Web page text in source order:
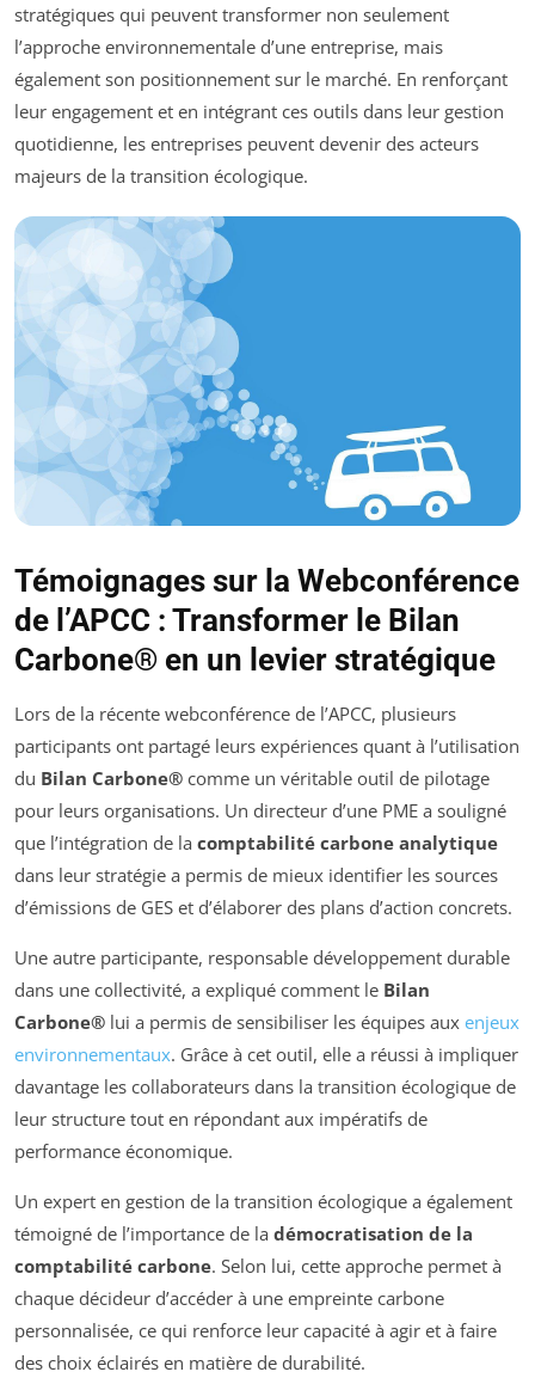
stratégiques qui peuvent transformer non seulement
l’approche environnementale d’une entreprise, mais
également son positionnement sur le marché. En renforçant
leur engagement et en intégrant ces outils dans leur gestion
quotidienne, les entreprises peuvent devenir des acteurs
majeurs de la transition écologique.
Témoignages sur la Webconférence
de l’APCC : Transformer le Bilan
Carbone® en un levier stratégique
Lors de la récente webconférence de l’APCC, plusieurs
participants ont partagé leurs expériences quant à l’utilisation
du Bilan Carbone® comme un véritable outil de pilotage
pour leurs organisations. Un directeur d’une PME a souligné
que l’intégration de la comptabilité carbone analytique
dans leur stratégie a permis de mieux identifier les sources
d’émissions de GES et d’élaborer des plans d’action concrets.
Une autre participante, responsable développement durable
dans une collectivité, a expliqué comment le Bilan
Carbone® lui a permis de sensibiliser les équipes aux enjeux
environnementaux. Grâce à cet outil, elle a réussi à impliquer
davantage les collaborateurs dans la transition écologique de
leur structure tout en répondant aux impératifs de
performance économique.
Un expert en gestion de la transition écologique a également
témoigné de l’importance de la démocratisation de la
comptabilité carbone. Selon lui, cette approche permet à
chaque décideur d’accéder à une empreinte carbone
personnalisée, ce qui renforce leur capacité à agir et à faire
des choix éclairés en matière de durabilité.